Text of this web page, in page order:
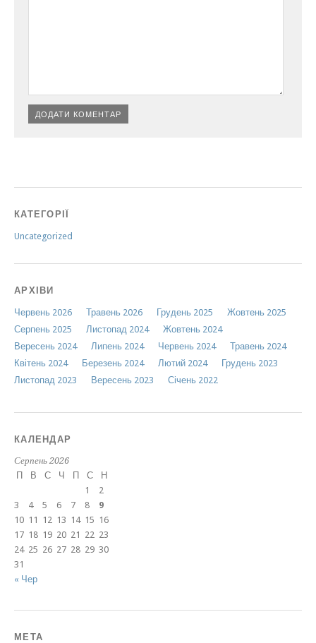
КАТЕГОРІЇ
Uncategorized
АРХІВИ
Червень 2026 Травень 2026 Грудень 2025
Жовтень 2025
Серпень 2025
Листопад 2024
Жовтень 2024
Вересень 2024
Липень 2024 Червень 2024
Травень 2024
Квітень 2024
Березень 2024 Лютий 2024
Грудень 2023
Листопад 2023
Вересень 2023 Січень 2022
КАЛЕНДАР
Серпень 2026
П
В С Ч П С Н
« Чер
1
2
3
4 5 6 7 8
9
10 11 12 13 14 15 16
17 18 19 20 21 22 23
24 25 26 27 28 29 30
31
МЕТА